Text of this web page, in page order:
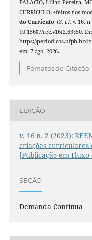
PALÁCIO, Lilian Pereira.
CURRÍCULO: efeitos nos
do Currículo, [S. l.], v. 16,
10.15687/rec.v16i2.63350.
https://periodicos.ufpb.br/
em: 7 ago. 2026.
Fomatos de Citação
EDIÇÃO
v. 16 n. 2 (2023):
criações curriculares
[Publicação em Fluxo
SEÇÃO
Demanda Contínua